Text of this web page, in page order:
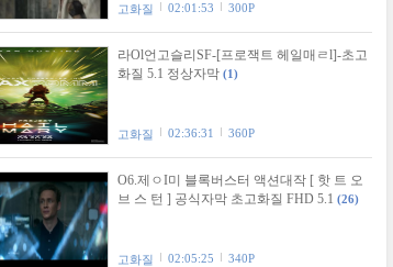
고화질 02:01:53 300P
라Ol언고슬리SF-[프로잭트 헤일매ㄹl]-초고
화질 5.1 정상자막 (1)
고화질 02:36:31 360P
O6.제ㅇI미 블록버스터 액션대작 [ 핫 트 오
브 스 턴 ] 공식자막 초고화질 FHD 5.1 (26)
고화질 02:05:25 340P